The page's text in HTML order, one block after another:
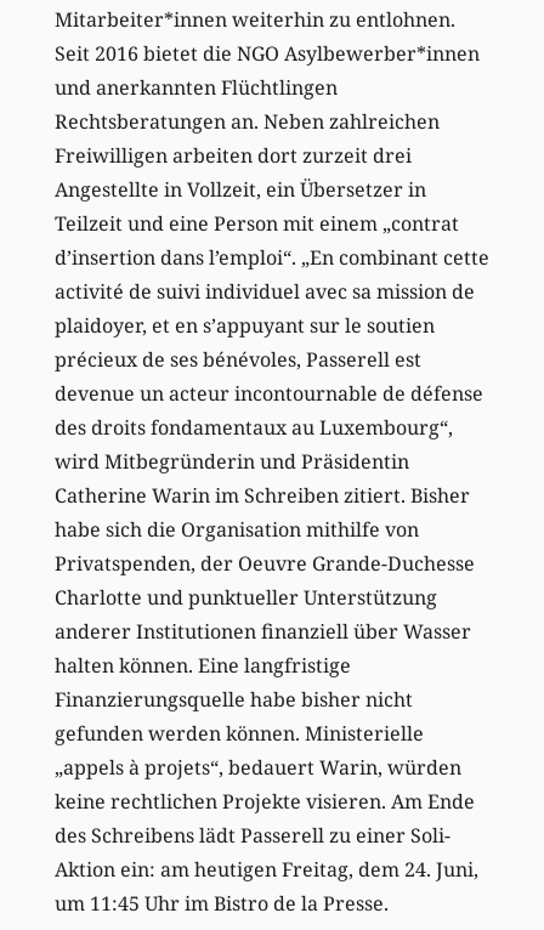
Mitarbeiter*innen weiterhin zu entlohnen.
Seit 2016 bietet die NGO Asylbewerber*innen
und anerkannten Flüchtlingen
Rechtsberatungen an. Neben zahlreichen
Freiwilligen arbeiten dort zurzeit drei
Angestellte in Vollzeit, ein Übersetzer in
Teilzeit und eine Person mit einem „contrat
d’insertion dans l’emploi“. „En combinant cette
activité de suivi individuel avec sa mission de
plaidoyer, et en s’appuyant sur le soutien
précieux de ses bénévoles, Passerell est
devenue un acteur incontournable de défense
des droits fondamentaux au Luxembourg“,
wird Mitbegründerin und Präsidentin
Catherine Warin im Schreiben zitiert. Bisher
habe sich die Organisation mithilfe von
Privatspenden, der Oeuvre Grande-Duchesse
Charlotte und punktueller Unterstützung
anderer Institutionen finanziell über Wasser
halten können. Eine langfristige
Finanzierungsquelle habe bisher nicht
gefunden werden können. Ministerielle
„appels à projets“, bedauert Warin, würden
keine rechtlichen Projekte visieren. Am Ende
des Schreibens lädt Passerell zu einer Soli-
Aktion ein: am heutigen Freitag, dem 24. Juni,
um 11:45 Uhr im Bistro de la Presse.